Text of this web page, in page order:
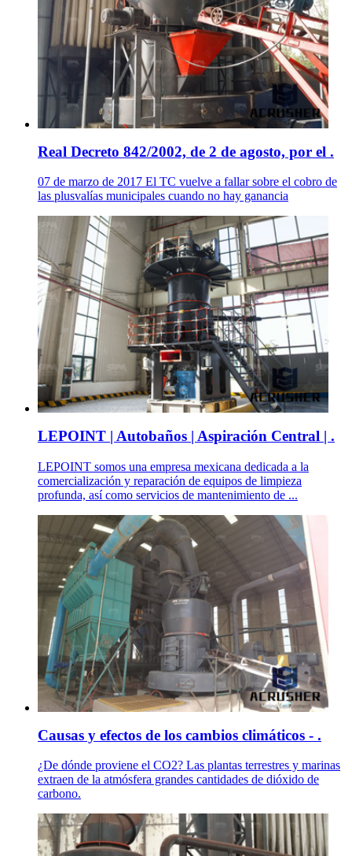
Real Decreto 842/2002, de 2 de agosto, por el .
07 de marzo de 2017 El TC vuelve a fallar sobre el cobro de
las plusvalías municipales cuando no hay ganancia
LEPOINT | Autobaños | Aspiración Central | .
LEPOINT somos una empresa mexicana dedicada a la
comercialización y reparación de equipos de limpieza
profunda, así como servicios de mantenimiento de ...
Causas y efectos de los cambios climáticos - .
¿De dónde proviene el CO2? Las plantas terrestres y marinas
extraen de la atmósfera grandes cantidades de dióxido de
carbono.